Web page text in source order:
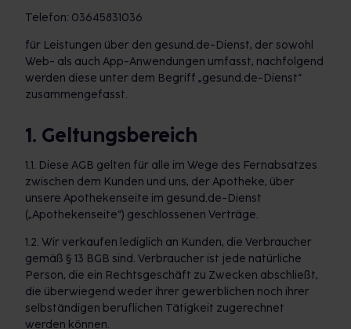
Telefon: 03645831036
für Leistungen über den gesund.de-Dienst, der sowohl
Web- als auch App-Anwendungen umfasst, nachfolgend
werden diese unter dem Begriff „gesund.de-Dienst“
zusammengefasst.
1. Geltungsbereich
1.1. Diese AGB gelten für alle im Wege des Fernabsatzes
zwischen dem Kunden und uns, der Apotheke, über
unsere Apothekenseite im gesund.de-Dienst
(„Apothekenseite“) geschlossenen Verträge.
1.2. Wir verkaufen lediglich an Kunden, die Verbraucher
gemäß § 13 BGB sind. Verbraucher ist jede natürliche
Person, die ein Rechtsgeschäft zu Zwecken abschließt,
die überwiegend weder ihrer gewerblichen noch ihrer
selbständigen beruflichen Tätigkeit zugerechnet
werden können.